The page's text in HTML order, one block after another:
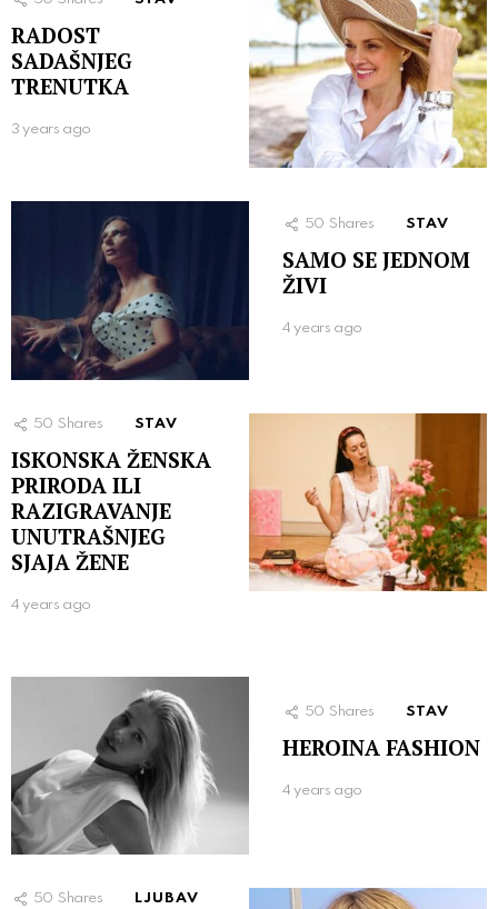
RADOST
SADAŠNJEG
TRENUTKA
3 years ago
50 Shares STAV
SAMO SE JEDNOM
ŽIVI
4 years ago
50 Shares STAV
ISKONSKA ŽENSKA
PRIRODA ILI
RAZIGRAVANJE
UNUTRAŠNJEG
SJAJA ŽENE
4 years ago
50 Shares STAV
HEROINA FASHION
4 years ago
50 Shares LJUBAV